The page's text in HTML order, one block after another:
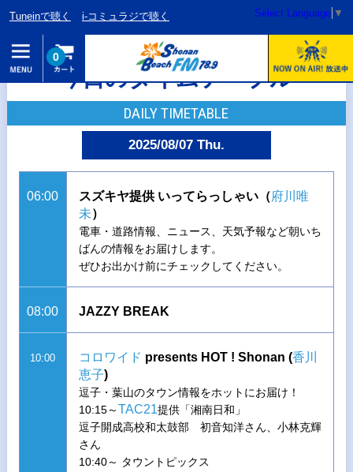
Tuneinで聴く i-コミュラジで聴く Select Language ▼
0
今日のタイムテーブル
DAILY TIMETABLE
2025/08/07 Thu.
06:00 スズキヤ提供 いってらっしゃい（府川唯
未）
電車・道路情報、ニュース、天気予報など朝いち
ばんの情報をお届けします。
ぜひお出かけ前にチェックしてください。
08:00 JAZZY BREAK
10:00 コロワイド presents HOT ! Shonan (香川
恵子)
逗子・葉山のタウン情報をホットにお届け！
10:15～TAC21提供「湘南日和」
逗子開成高校和太鼓部 初音知洋さん、小林克輝
さん
10:40～ タウントピックス